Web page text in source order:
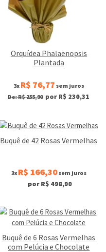
Orquídea Phalaenopsis
Plantada
3x R$ 76,77 sem juros
De: R$ 255,90 por R$ 230,31
Buquê de 42 Rosas Vermelhas
3x R$ 166,30sem juros
por R$ 498,90
Buquê de 6 Rosas Vermelhas
com Pelúcia e Chocolate